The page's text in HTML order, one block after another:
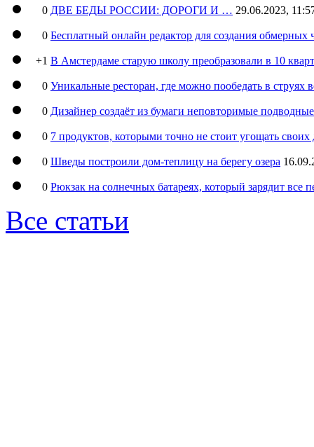
0 ДВЕ БЕДЫ РОССИИ: ДОРОГИ И … 29.06.2023,
0 Бесплатный онлайн редактор для создания обмерных
+1 В Амстердаме старую школу преобразовали в 10
0 Уникальные ресторан, где можно пообедать в струях
0 Дизайнер создаёт из бумаги неповторимые
0 7 продуктов, которыми точно не стоит угощать
0 Шведы построили дом-теплицу на берегу озера
0 Рюкзак на солнечных батареях, который зарядит все
Все статьи